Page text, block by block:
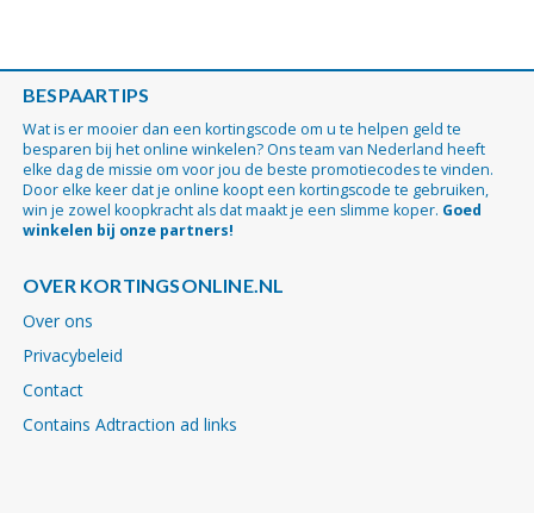
BESPAARTIPS
Wat is er mooier dan een kortingscode om u te helpen geld te
besparen bij het online winkelen? Ons team van Nederland heeft
elke dag de missie om voor jou de beste promotiecodes te vinden.
Door elke keer dat je online koopt een kortingscode te gebruiken,
win je zowel koopkracht als dat maakt je een slimme koper. Goed
winkelen bij onze partners!
OVER KORTINGSONLINE.NL
Over ons
Privacybeleid
Contact
Contains Adtraction ad links